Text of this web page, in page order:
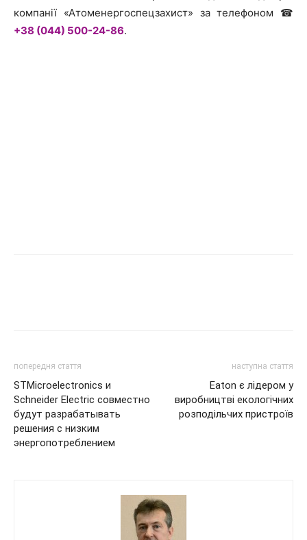
компанії «Атоменергоспецзахист» за телефоном ☎
+38 (044) 500-24-86.
попередня стаття
STMicroelectronics и
Schneider Electric совместно
будут разрабатывать
решения с низким
энергопотреблением
наступна стаття
Eaton є лідером у
виробництві екологічних
розподільчих пристроїв